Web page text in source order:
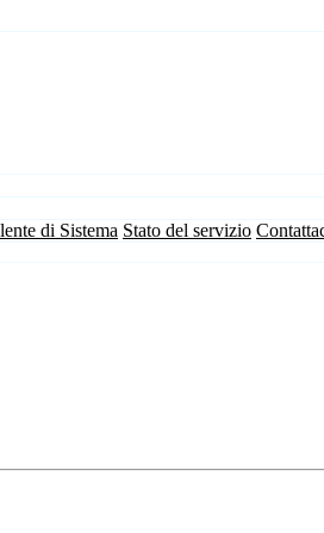
di Sistema Stato del servizio